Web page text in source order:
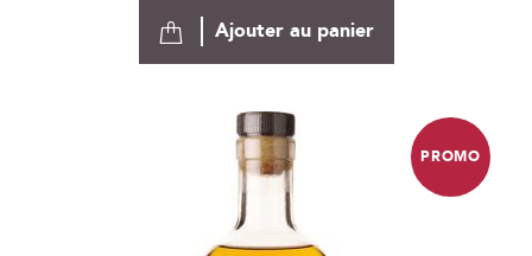
Ajouter au panier
PROMO